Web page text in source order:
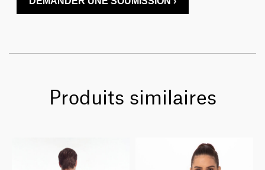
Produits similaires